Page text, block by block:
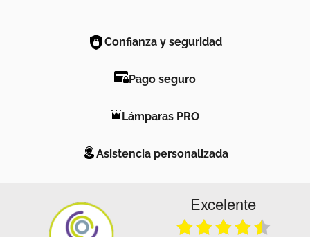
Confianza y seguridad
Pago seguro
Lámparas PRO
Asistencia personalizada
Excelente